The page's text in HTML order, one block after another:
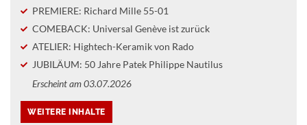
PREMIERE: Richard Mille 55-01
COMEBACK: Universal Genève ist zurück
ATELIER: Hightech-Keramik von Rado
JUBILÄUM: 50 Jahre Patek Philippe Nautilus
Erscheint am 03.07.2026